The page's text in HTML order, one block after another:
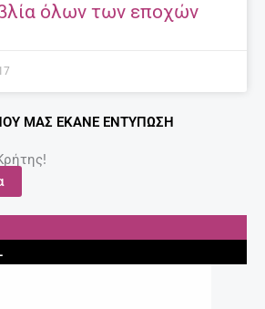
όλων των εποχών
ΜΑΣ ΈΚΑΝΕ ΕΝΤΎΠΩΣΗ